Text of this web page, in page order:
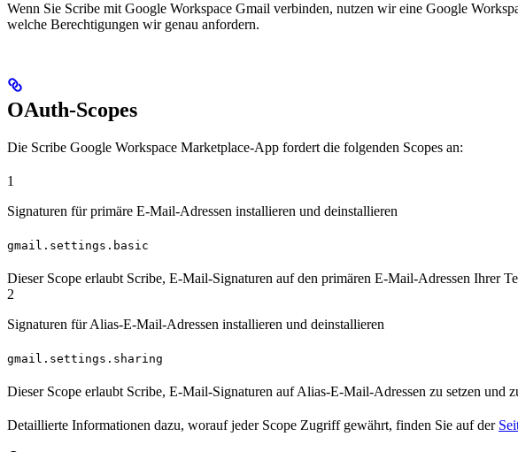
Wenn Sie Scribe mit Google Workspace Gmail verbinden, nutzen wir eine Google
welche Berechtigungen wir genau anfordern.
OAuth-Scopes
Die Scribe Google Workspace Marketplace-App fordert die folgenden Scopes an:
1
Signaturen für primäre E-Mail-Adressen installieren und deinstallieren
gmail.settings.basic
Dieser Scope erlaubt Scribe, E-Mail-Signaturen auf den primären E-Mail-Adressen Ihrer
2
Signaturen für Alias-E-Mail-Adressen installieren und deinstallieren
gmail.settings.sharing
Dieser Scope erlaubt Scribe, E-Mail-Signaturen auf Alias-E-Mail-Adressen zu setzen
Detaillierte Informationen dazu, worauf jeder Scope Zugriff gewährt, finden Sie auf der